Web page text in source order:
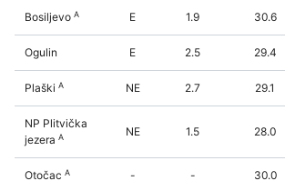
Bosiljevo A E 1.9 30.6
Ogulin E 2.5 29.4
Plaški A NE 2.7 29.1
NP Plitvička
jezera A NE 1.5 28.0
Otočac A - - 30.0